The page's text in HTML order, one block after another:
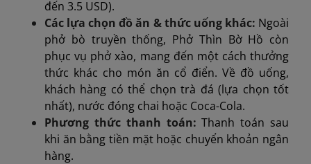
đến 3.5 USD).
Các lựa chọn đồ ăn & thức uống khác: Ngoài
phở bò truyền thống, Phở Thìn Bờ Hồ còn
phục vụ phở xào, mang đến một cách thưởng
thức khác cho món ăn cổ điển. Về đồ uống,
khách hàng có thể chọn trà đá (lựa chọn tốt
nhất), nước đóng chai hoặc Coca-Cola.
Phương thức thanh toán: Thanh toán sau
khi ăn bằng tiền mặt hoặc chuyển khoản ngân
hàng.